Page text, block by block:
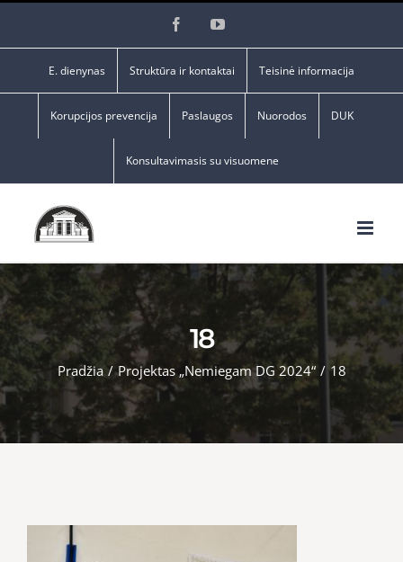
FacebookYouTube
E. dienynas Struktūra ir kontaktai Teisinė informacija
Korupcijos prevencija Paslaugos Nuorodos DUK
Konsultavimasis su visuomene
18
Pradžia / Projektas „Nemiegam DG 2024“ / 18